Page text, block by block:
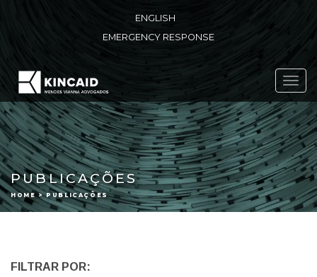
ENGLISH
EMERGENCY RESPONSE
PUBLICAÇÕES
HOME > PUBLICAÇÕES
FILTRAR POR: